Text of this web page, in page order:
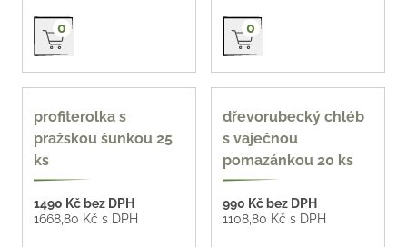
Přidat do košíku
0 Přidat do košíku
0
profiterolka s
pražskou šunkou 25
ks
1490 Kč bez DPH
1668,80 Kč s DPH
dřevorubecký chléb
s vaječnou
pomazánkou 20 ks
990 Kč bez DPH
1108,80 Kč s DPH